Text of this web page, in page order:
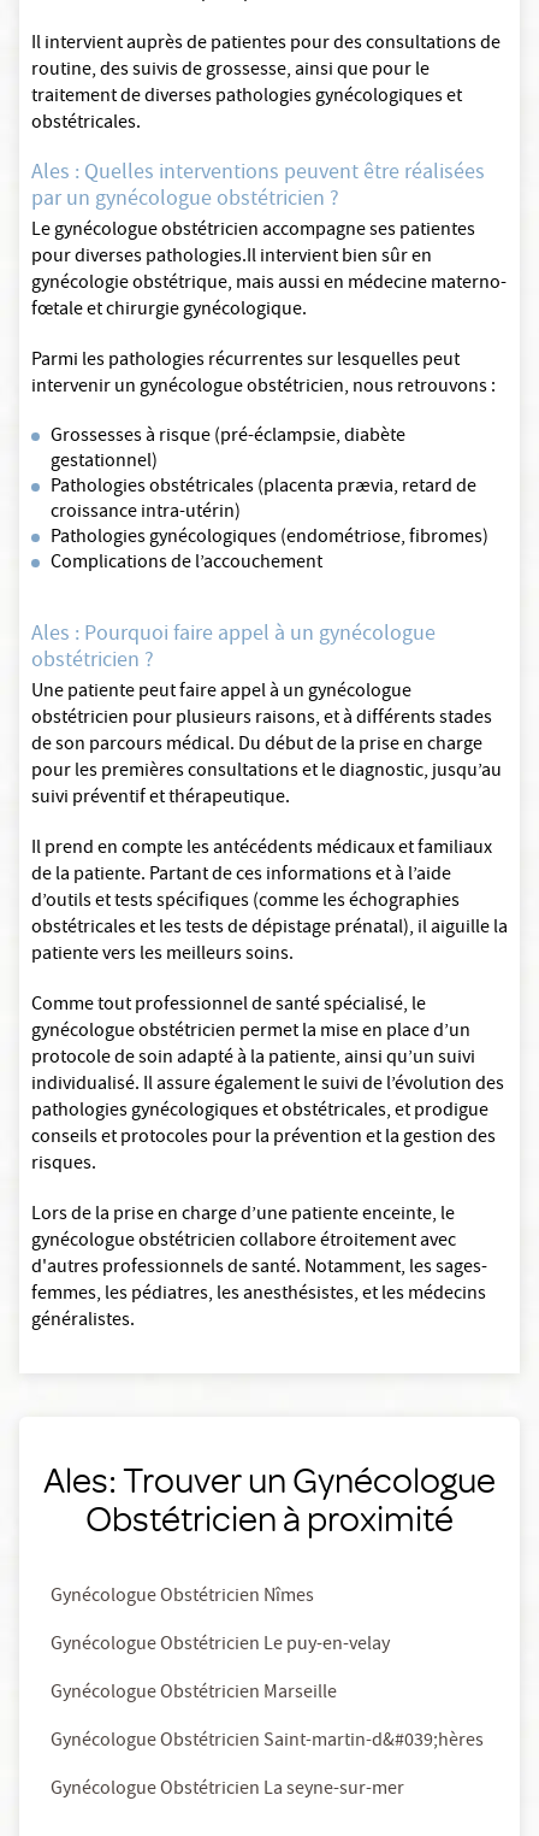
Il intervient auprès de patientes pour des consultations de
routine, des suivis de grossesse, ainsi que pour le
traitement de diverses pathologies gynécologiques et
obstétricales.
Ales : Quelles interventions peuvent être réalisées
par un gynécologue obstétricien ?
Le gynécologue obstétricien accompagne ses patientes
pour diverses pathologies.Il intervient bien sûr en
gynécologie obstétrique, mais aussi en médecine materno-
fœtale et chirurgie gynécologique.
Parmi les pathologies récurrentes sur lesquelles peut
intervenir un gynécologue obstétricien, nous retrouvons :
Grossesses à risque (pré-éclampsie, diabète
gestationnel)
Pathologies obstétricales (placenta prævia, retard de
croissance intra-utérin)
Pathologies gynécologiques (endométriose, fibromes)
Complications de l’accouchement
Ales : Pourquoi faire appel à un gynécologue
obstétricien ?
Une patiente peut faire appel à un gynécologue
obstétricien pour plusieurs raisons, et à différents stades
de son parcours médical. Du début de la prise en charge
pour les premières consultations et le diagnostic, jusqu’au
suivi préventif et thérapeutique.
Il prend en compte les antécédents médicaux et familiaux
de la patiente. Partant de ces informations et à l’aide
d’outils et tests spécifiques (comme les échographies
obstétricales et les tests de dépistage prénatal), il aiguille la
patiente vers les meilleurs soins.
Comme tout professionnel de santé spécialisé, le
gynécologue obstétricien permet la mise en place d’un
protocole de soin adapté à la patiente, ainsi qu’un suivi
individualisé. Il assure également le suivi de l’évolution des
pathologies gynécologiques et obstétricales, et prodigue
conseils et protocoles pour la prévention et la gestion des
risques.
Lors de la prise en charge d’une patiente enceinte, le
gynécologue obstétricien collabore étroitement avec
d'autres professionnels de santé. Notamment, les sages-
femmes, les pédiatres, les anesthésistes, et les médecins
généralistes.
Ales: Trouver un Gynécologue
Obstétricien à proximité
Gynécologue Obstétricien Nîmes
Gynécologue Obstétricien Le puy-en-velay
Gynécologue Obstétricien Marseille
Gynécologue Obstétricien Saint-martin-d&#039;hères
Gynécologue Obstétricien La seyne-sur-mer